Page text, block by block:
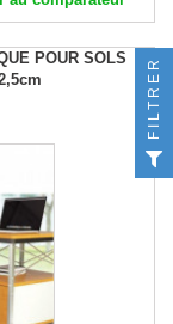
POUR SOLS
FILTRER